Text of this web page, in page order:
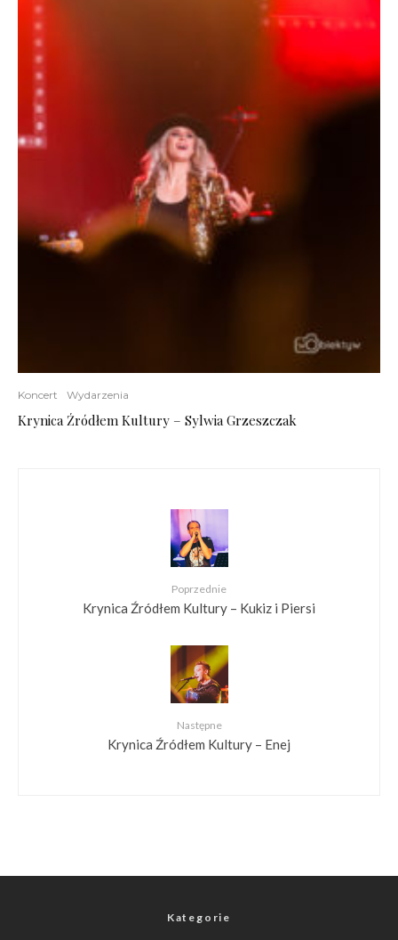
Koncert Wydarzenia
Krynica Źródłem Kultury – Sylwia Grzeszczak
Poprzednie
Krynica Źródłem Kultury – Kukiz i Piersi
Następne
Krynica Źródłem Kultury – Enej
Kategorie